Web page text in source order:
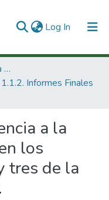
Log In (current)
1. Investigación Financiada con Recursos Públicos
1.1.2. Informes Finales
a la
los
tres de la